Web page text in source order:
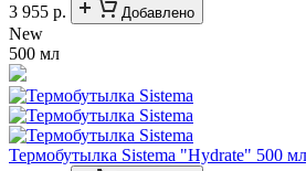
3 955 р.
Добавлено
New
500 мл
Термобутылка Sistema "Hydrate" 500